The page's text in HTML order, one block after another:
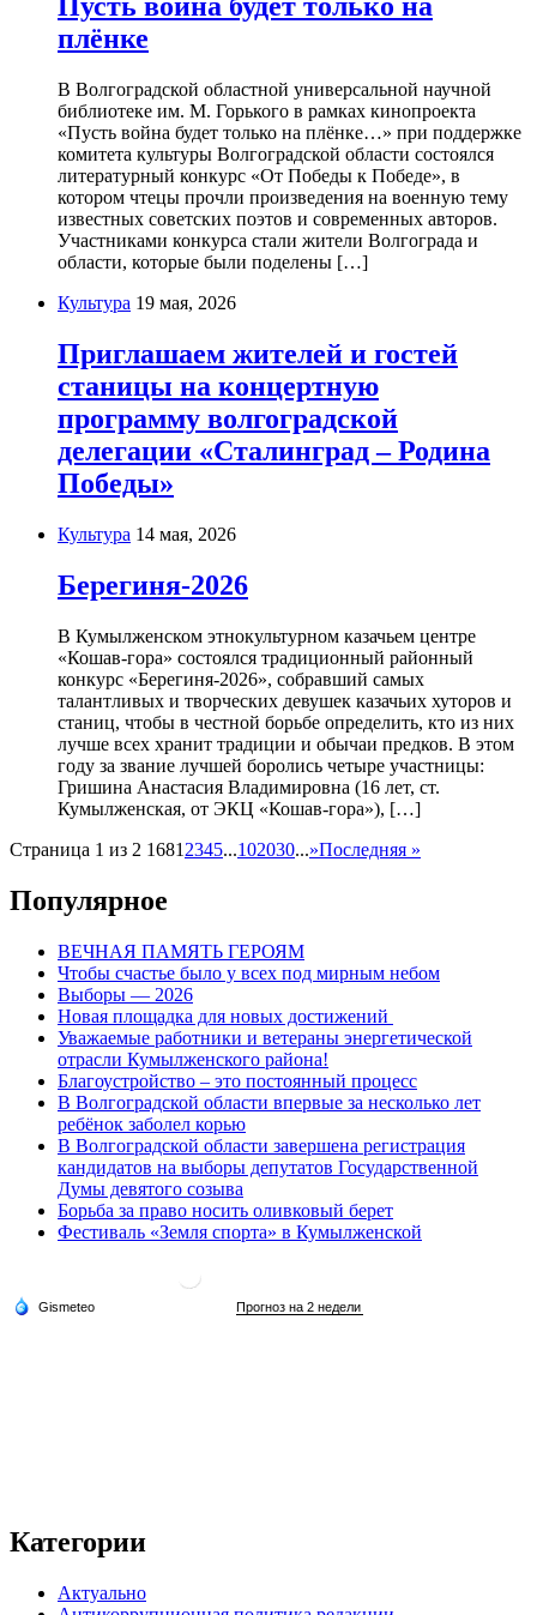
Пусть война будет только на
плёнке
В Волгоградской областной универсальной научной
библиотеке им. М. Горького в рамках кинопроекта
«Пусть война будет только на плёнке…» при поддержке
комитета культуры Волгоградской области состоялся
литературный конкурс «От Победы к Победе», в
котором чтецы прочли произведения на военную тему
известных советских поэтов и современных авторов.
Участниками конкурса стали жители Волгограда и
области, которые были поделены […]
Культура 19 мая, 2026
Приглашаем жителей и гостей
станицы на концертную
программу волгоградской
делегации «Сталинград – Родина
Победы»
Культура 14 мая, 2026
Берегиня-2026
В Кумылженском этнокультурном казачьем центре
«Кошав-гора» состоялся традиционный районный
конкурс «Берегиня-2026», собравший самых
талантливых и творческих девушек казачьих хуторов и
станиц, чтобы в честной борьбе определить, кто из них
лучше всех хранит традиции и обычаи предков. В этом
году за звание лучшей боролись четыре участницы:
Гришина Анастасия Владимировна (16 лет, ст.
Кумылженская, от ЭКЦ «Кошав-гора»), […]
Страница 1 из 2 1681 2345...102030...»Последняя »
Популярное
ВЕЧНАЯ ПАМЯТЬ ГЕРОЯМ
Чтобы счастье было у всех под мирным небом
Выборы — 2026
Новая площадка для новых достижений
Уважаемые работники и ветераны энергетической
отрасли Кумылженского района!
Благоустройство – это постоянный процесс
В Волгоградской области впервые за несколько лет
ребёнок заболел корью
В Волгоградской области завершена регистрация
кандидатов на выборы депутатов Государственной
Думы девятого созыва
Борьба за право носить оливковый берет
Фестиваль «Земля спорта» в Кумылженской
Категории
Актуально